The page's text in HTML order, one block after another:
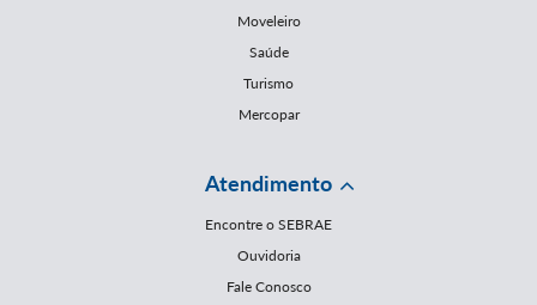
Moveleiro
Saúde
Turismo
Mercopar
Atendimento
Encontre o SEBRAE
Ouvidoria
Fale Conosco